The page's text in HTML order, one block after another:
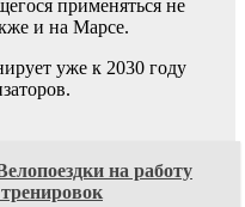
применяться не
и на Марсе.
уже к 2030 году
на работу